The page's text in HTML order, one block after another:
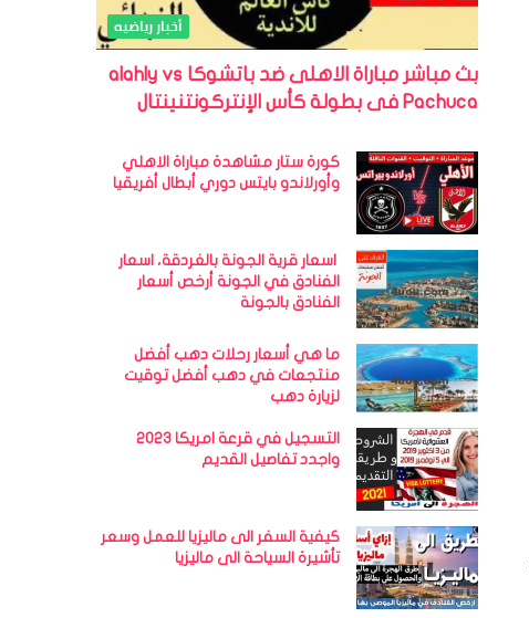
أخبار رياضيه
بث مباشر مباراة الاهلى ضد باتشوكا alahly vs
Pachuca فى بطولة كأس الإنتركونتنينتال
كورة ستار مشاهدة مباراة الاهلي
وأورلاندو بايتس دوري أبطال أفريقيا
اسعار قرية الجونة بالغردقة، اسعار
الفنادق في الجونة أرخص أسعار
الفنادق بالجونة
ما هي أسعار رحلات دهب أفضل
منتجعات في دهب أفضل توقيت
لزيارة دهب
التسجيل في قرعة امريكا 2023
واجدد تفاصيل القديم
كيفية السفر الى ماليزيا للعمل وسعر
تأشيرة السياحة الى ماليزيا